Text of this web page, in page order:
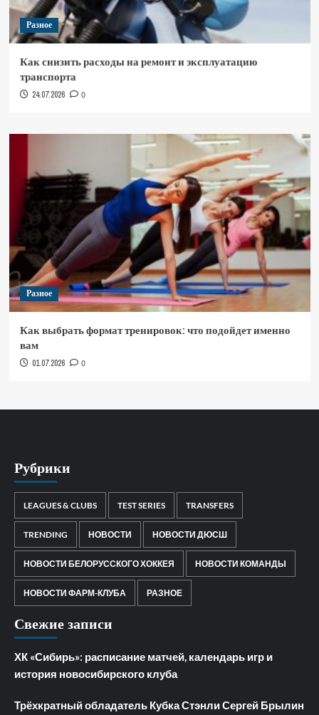
Разное
Как снизить расходы на ремонт и эксплуатацию
транспорта
24.07.2026 0
Разное
Как выбрать формат тренировок: что подойдет именно
вам
01.07.2026 0
Рубрики
LEAGUES & CLUBS TEST SERIES TRANSFERS
TRENDING НОВОСТИ НОВОСТИ ДЮСШ
НОВОСТИ БЕЛОРУССКОГО ХОККЕЯ НОВОСТИ КОМАНДЫ
НОВОСТИ ФАРМ-КЛУБА РАЗНОЕ
Свежие записи
ХК «Сибирь»: расписание матчей, календарь игр и
история новосибирского клуба
Трёхкратный обладатель Кубка Стэнли Сергей Брылин